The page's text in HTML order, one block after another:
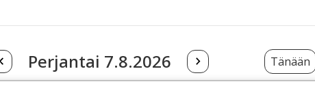
Perjantai 7.8.2026 Tänään